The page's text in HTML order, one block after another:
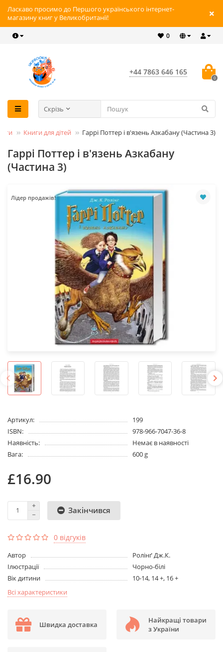
Ласкаво просимо до Першого українського інтернет-
магазину книг у Великобританії!
0
+44 7863 646 165
0
Скрізь
Книги для дітей Гаррі Поттер і в'язень Азкабану (Частина 3)
Гаррі Поттер і в'язень Азкабану
(Частина 3)
Лідер продажів!
Артикул:
199
ISBN:
978-966-7047-36-8
Наявність:
Немає в наявності
Вага:
600 g
£16.90
Закінчився
0 відгуків
Aвтор
Ролінґ Дж.К.
Ілюстрації
Чорно-білі
Вік дитини
10-14, 14 +, 16 +
Всі характеристики
Швидка доставка
Найкращі товари
з України